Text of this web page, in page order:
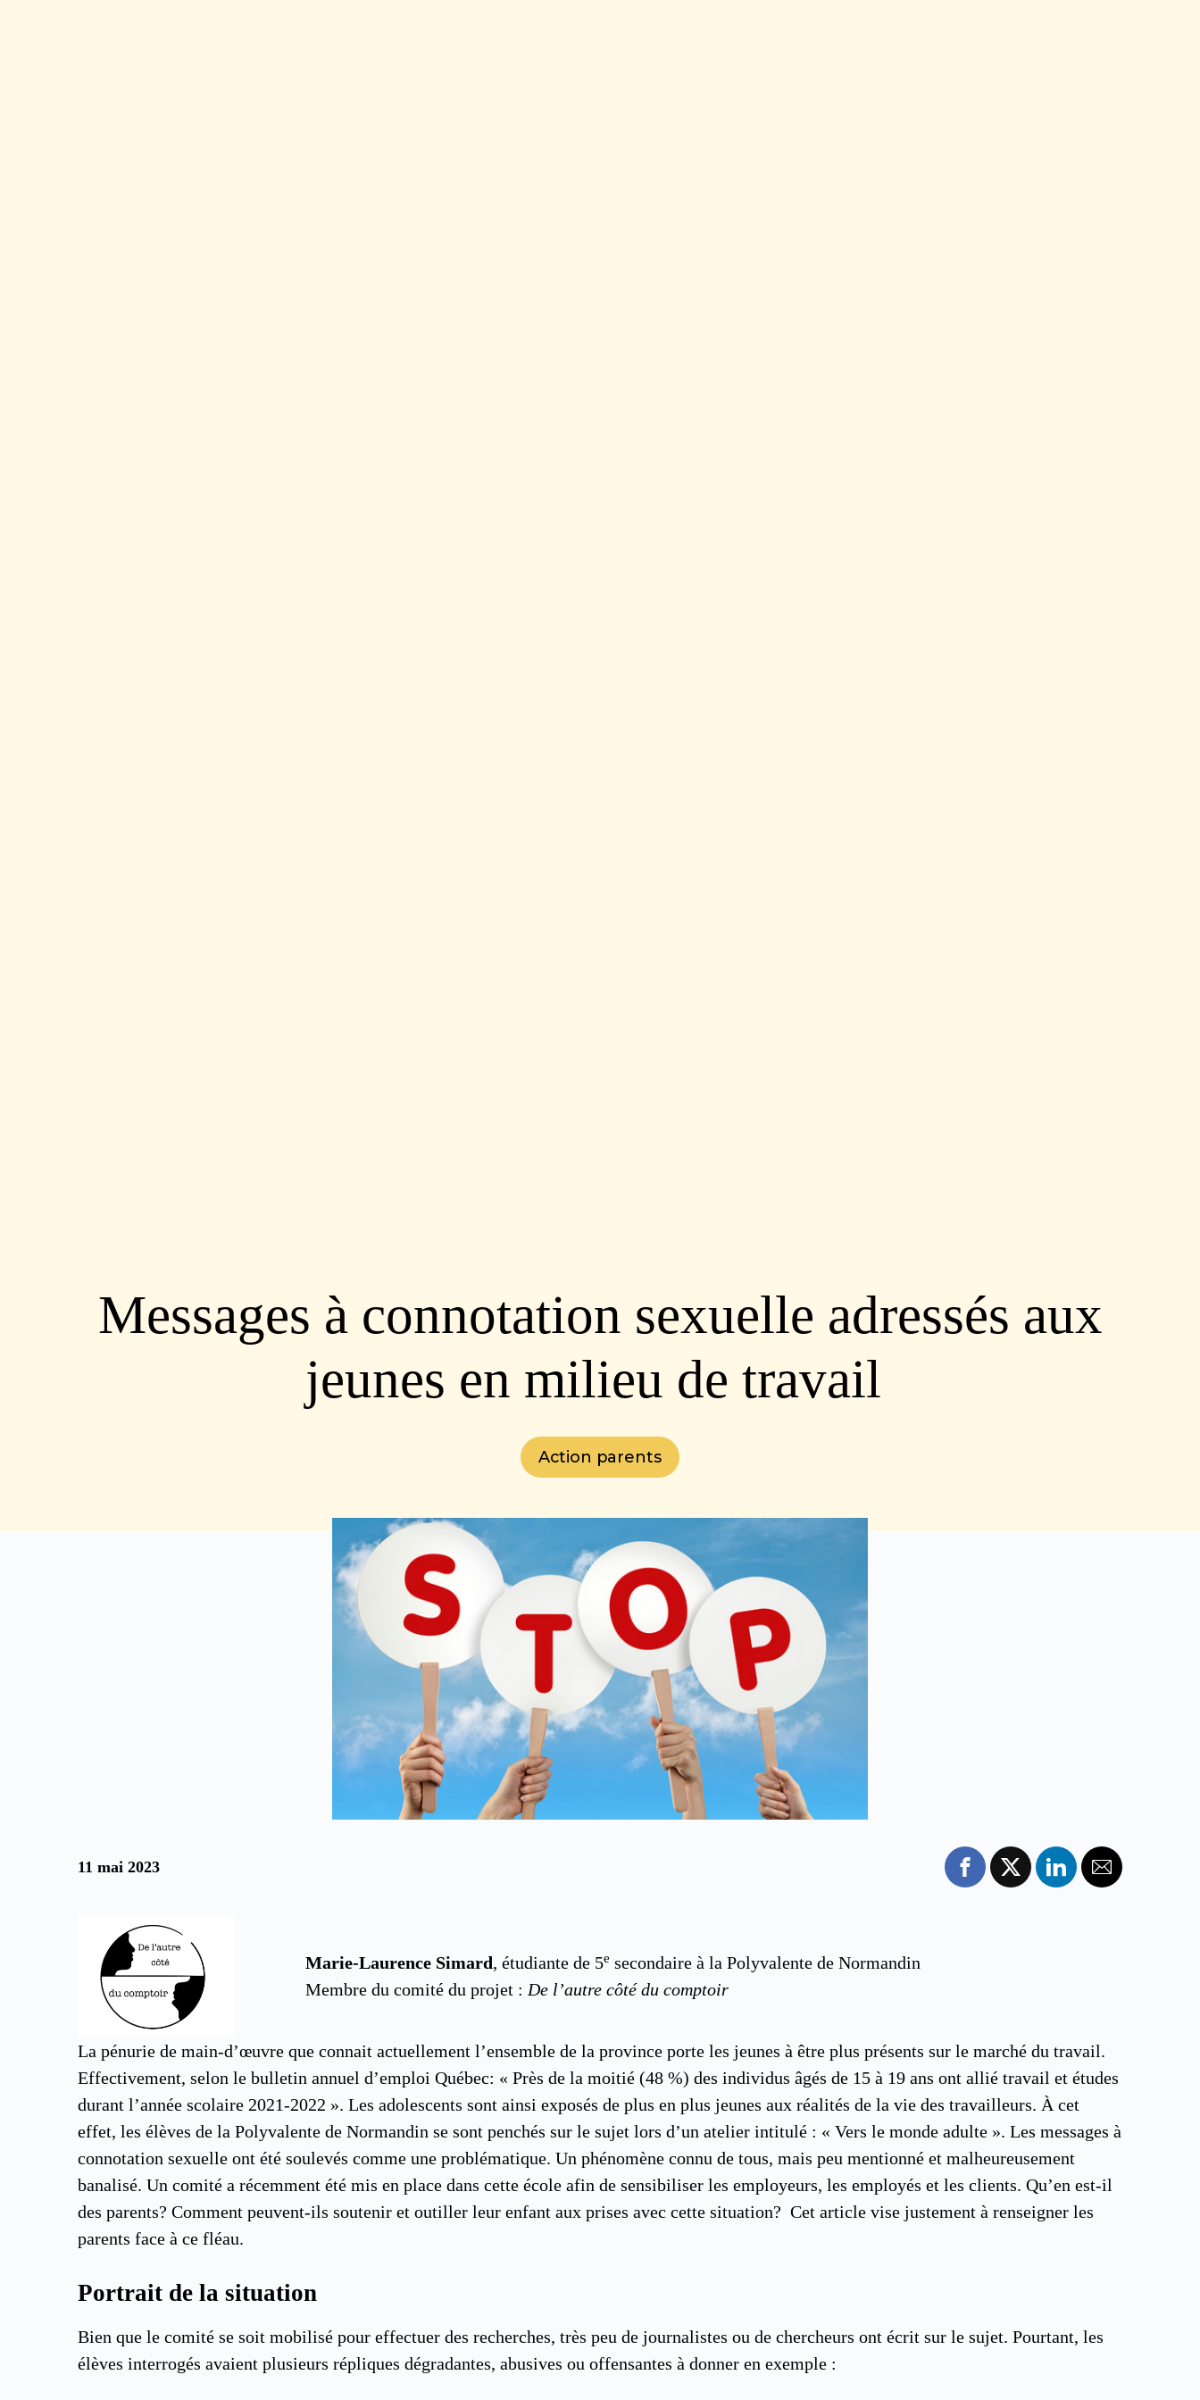
Messages à connotation sexuelle adressés aux
jeunes en milieu de travail
Action parents
11 mai 2023
Marie-Laurence Simard, étudiante de 5e secondaire à la Polyvalente de Normandin
Membre du comité du projet : De l’autre côté du comptoir
La pénurie de main-d’œuvre que connait actuellement l’ensemble de la province porte les jeunes à être plus présents sur le marché du travail.
Effectivement, selon le bulletin annuel d’emploi Québec: « Près de la moitié (48 %) des individus âgés de 15 à 19 ans ont allié travail et études
durant l’année scolaire 2021-2022 ». Les adolescents sont ainsi exposés de plus en plus jeunes aux réalités de la vie des travailleurs. À cet
effet, les élèves de la Polyvalente de Normandin se sont penchés sur le sujet lors d’un atelier intitulé : « Vers le monde adulte ». Les messages à
connotation sexuelle ont été soulevés comme une problématique. Un phénomène connu de tous, mais peu mentionné et malheureusement
banalisé. Un comité a récemment été mis en place dans cette école afin de sensibiliser les employeurs, les employés et les clients. Qu’en est-il
des parents? Comment peuvent-ils soutenir et outiller leur enfant aux prises avec cette situation? Cet article vise justement à renseigner les
parents face à ce fléau.
Portrait de la situation
Bien que le comité se soit mobilisé pour effectuer des recherches, très peu de journalistes ou de chercheurs ont écrit sur le sujet. Pourtant, les
élèves interrogés avaient plusieurs répliques dégradantes, abusives ou offensantes à donner en exemple :